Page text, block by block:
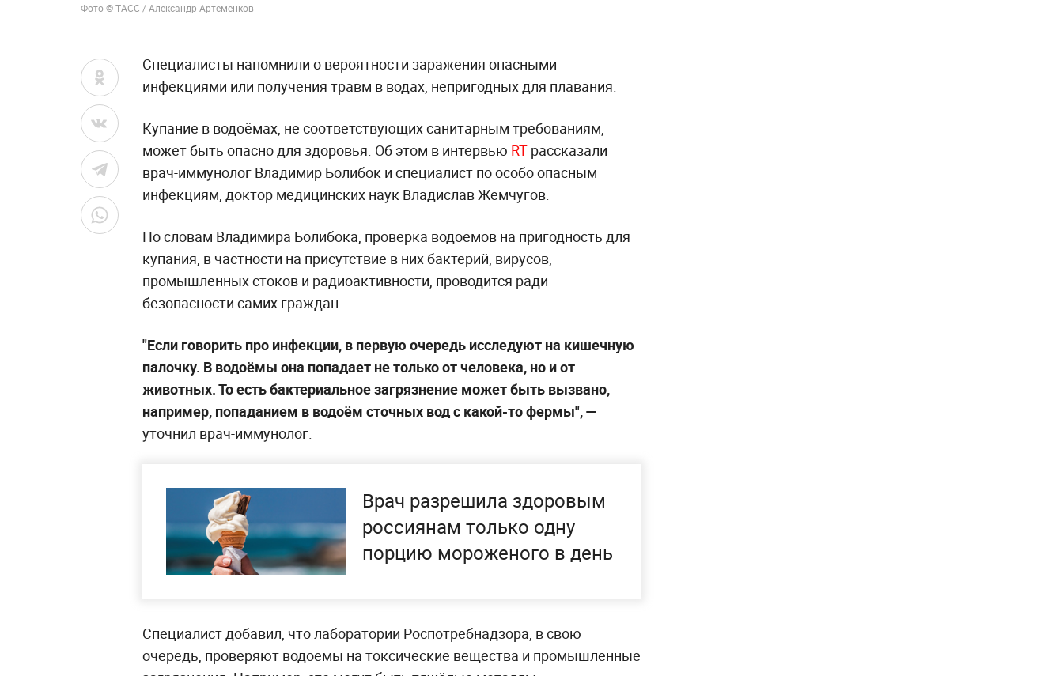
Фото © ТАСС / Александр Артеменков
Специалисты напомнили о вероятности заражения опасными
инфекциями или получения травм в водах, непригодных для плавания.
Купание в водоёмах, не соответствующих санитарным требованиям,
может быть опасно для здоровья. Об этом в интервью RT рассказали
врач-иммунолог Владимир Болибок и специалист по особо опасным
инфекциям, доктор медицинских наук Владислав Жемчугов.
По словам Владимира Болибока, проверка водоёмов на пригодность для
купания, в частности на присутствие в них бактерий, вирусов,
промышленных стоков и радиоактивности, проводится ради
безопасности самих граждан.
"Если говорить про инфекции, в первую очередь исследуют на кишечную
палочку. В водоёмы она попадает не только от человека, но и от
животных. То есть бактериальное загрязнение может быть вызвано,
например, попаданием в водоём сточных вод с какой-то фермы", —
уточнил врач-иммунолог.
Врач разрешила здоровым
россиянам только одну
порцию мороженого в день
Специалист добавил, что лаборатории Роспотребнадзора, в свою
очередь, проверяют водоёмы на токсические вещества и промышленные